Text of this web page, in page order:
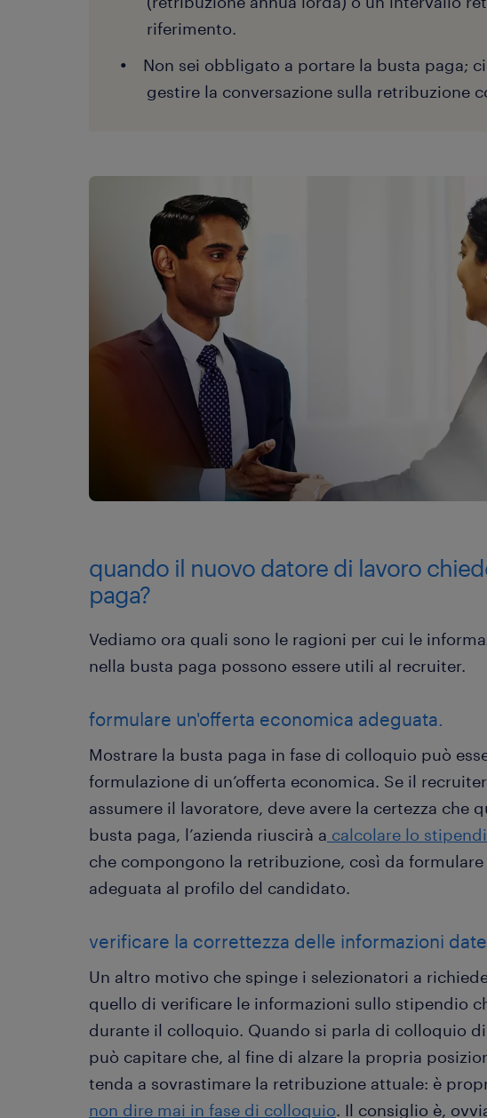
riferimento.
Non sei obbligato a portare la busta paga;
gestire la conversazione sulla retribuzione
quando il nuovo datore di lavoro
paga?
Vediamo ora quali sono le ragioni per cui le
nella busta paga possono essere utili al recruiter.
formulare un'offerta economica adeguata.
Mostrare la busta paga in fase di colloquio può
formulazione di un’offerta economica. Se il
assumere il lavoratore, deve avere la certezza che
busta paga, l’azienda riuscirà a calcolare lo
che compongono la retribuzione, così da
adeguata al profilo del candidato.
verificare la correttezza delle informazioni
Un altro motivo che spinge i selezionatori a
quello di verificare le informazioni sullo stipendio
durante il colloquio. Quando si parla di colloquio
può capitare che, al fine di alzare la propria
tenda a sovrastimare la retribuzione attuale: è
non dire mai in fase di colloquio. Il consiglio è,